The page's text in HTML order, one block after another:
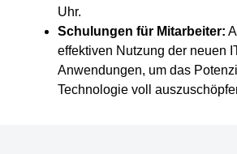
Uhr.
Schulungen für Mitarbeiter:
effektiven Nutzung der neuen
Anwendungen, um das
Technologie voll